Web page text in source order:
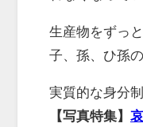
生産物をずっ
子、孫、ひ孫
実質的な身分
【写真特集】